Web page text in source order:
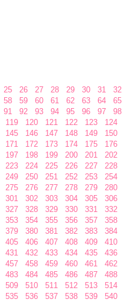
25 26 27 28 29 30 31 32
58 59 60 61 62 63 64 65
91 92 93 94 95 96 97 98
119 120 121 122 123 124
145 146 147 148 149 150
171 172 173 174 175 176
197 198 199 200 201 202
223 224 225 226 227 228
249 250 251 252 253 254
275 276 277 278 279 280
301 302 303 304 305 306
327 328 329 330 331 332
353 354 355 356 357 358
379 380 381 382 383 384
405 406 407 408 409 410
431 432 433 434 435 436
457 458 459 460 461 462
483 484 485 486 487 488
509 510 511 512 513 514
535 536 537 538 539 540